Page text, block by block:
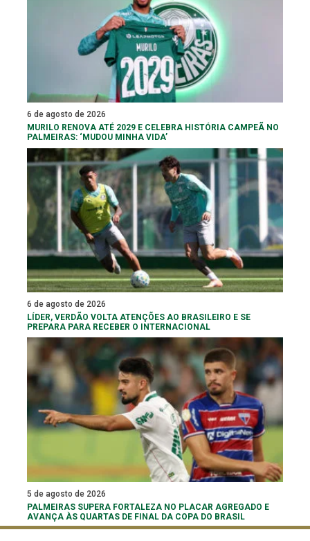
6 de agosto de 2026
MURILO RENOVA ATÉ 2029 E CELEBRA HISTÓRIA CAMPEÃ NO
PALMEIRAS: ‘MUDOU MINHA VIDA’
6 de agosto de 2026
LÍDER, VERDÃO VOLTA ATENÇÕES AO BRASILEIRO E SE
PREPARA PARA RECEBER O INTERNACIONAL
5 de agosto de 2026
PALMEIRAS SUPERA FORTALEZA NO PLACAR AGREGADO E
AVANÇA ÀS QUARTAS DE FINAL DA COPA DO BRASIL